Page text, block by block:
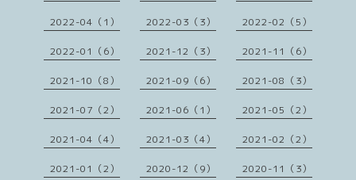
2022-04（1） 2022-03（3） 2022-02（5）
2022-01（6） 2021-12（3） 2021-11（6）
2021-10（8） 2021-09（6） 2021-08（3）
2021-07（2） 2021-06（1） 2021-05（2）
2021-04（4） 2021-03（4） 2021-02（2）
2021-01（2） 2020-12（9） 2020-11（3）